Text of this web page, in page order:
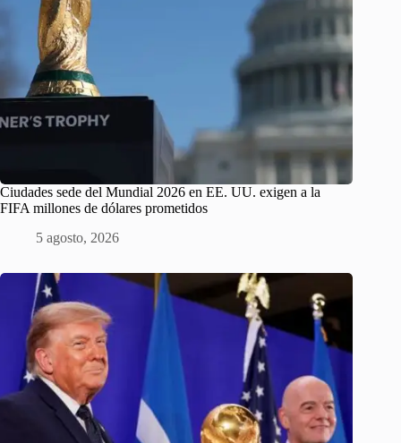
Ciudades sede del Mundial 2026 en EE. UU. exigen a la
FIFA millones de dólares prometidos
5 agosto, 2026